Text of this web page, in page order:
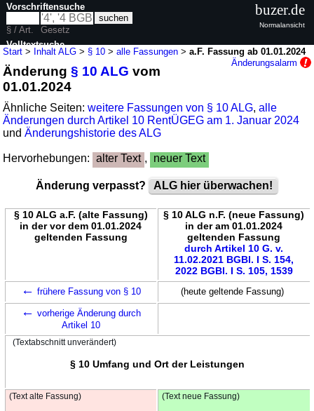
Start > Inhalt ALG > § 10 >alle Fassungen >a.F. Fassung ab 01.01.2024
Änderungsalarm
Änderung§ 10 ALG vom
01.01.2024
Ähnliche Seiten:weitere Fassungen von § 10 ALG,alle
Änderungen durch Artikel 10 RentÜGEG am 1. Januar 2024
undÄnderungshistorie des ALG
Hervorhebungen: alter Text , neuer Text
Änderung verpasst? ALG hier überwachen!
§ 10 ALG a.F. (alte Fassung)
in der vor dem 01.01.2024
geltenden Fassung
§ 10 ALG n.F. (neue Fassung)
in der am 01.01.2024
geltenden Fassung
durch Artikel 10 G. v.
11.02.2021 BGBl. I S. 154,
2022 BGBl. I S. 105, 1539
← frühere Fassung von § 10 (heute geltende Fassung)
← vorherige Änderung durch
Artikel 10
(Textabschnitt unverändert)
§ 10 Umfang und Ort der Leistungen
(Text alte Fassung) (Text neue Fassung)
Vorschriftensuche
§ / Art.
Gesetz
Volltextsuche
nur in ALG
buzer.de
Normalansicht